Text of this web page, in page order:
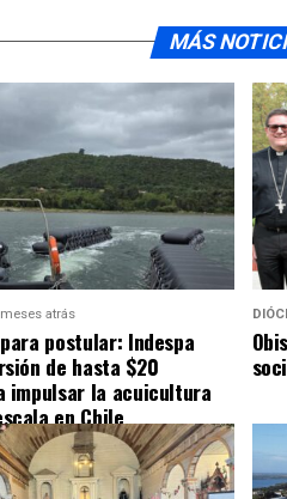
MÁS
atrás
postular: Indespa
de hasta $20
impulsar la acuicultura
en Chile